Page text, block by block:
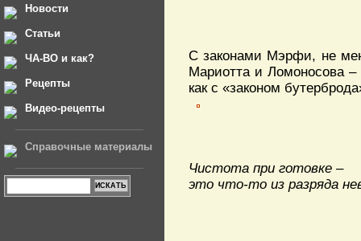
Новости
Статьи
ЧА-ВО и как?
Рецепты
Видео-рецепты
Справочные материалы
С законами Мэрфи, не
Мариотта и Ломоносова
как с «законом
Чистота при готовке –
это что-то из разряда